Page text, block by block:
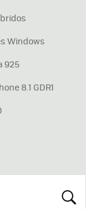
Windows
925
8.1 GDR1